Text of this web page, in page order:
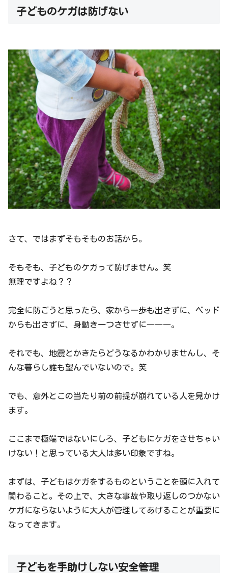
子どものケガは防げない
さて、ではまずそもそものお話から。
そもそも、子どものケガって防げません。笑
無理ですよね？？
完全に防ごうと思ったら、家から一歩も出さずに、ベッド
からも出さずに、身動き一つさせずに―――。
それでも、地震とかきたらどうなるかわかりませんし、そ
んな暮らし誰も望んでいないので。笑
でも、意外とこの当たり前の前提が崩れている人を見かけ
ます。
ここまで極端ではないにしろ、子どもにケガをさせちゃい
けない！と思っている大人は多い印象ですね。
まずは、子どもはケガをするものということを頭に入れて
関わること。その上で、大きな事故や取り返しのつかない
ケガにならないように大人が管理してあげることが重要に
なってきます。
子どもを手助けしない安全管理